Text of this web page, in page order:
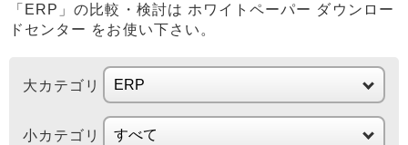
「ERP」の比較・検討は ホワイトペーパー ダウンロー
ドセンター をお使い下さい。
大カテゴリ
小カテゴリ